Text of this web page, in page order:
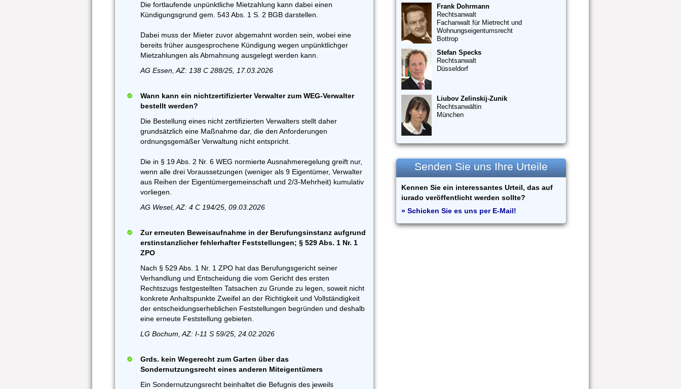
Die fortlaufende unpünktliche Mietzahlung kann dabei einen
Kündigungsgrund gem. 543 Abs. 1 S. 2 BGB darstellen.
Dabei muss der Mieter zuvor abgemahnt worden sein, wobei eine
bereits früher ausgesprochene Kündigung wegen unpünktlichger
Mietzahlungen als Abmahnung ausgelegt werden kann.
AG Essen, AZ: 138 C 288/25, 17.03.2026
Wann kann ein nichtzertifizierter Verwalter zum WEG-Verwalter
bestellt werden?
Die Bestellung eines nicht zertifizierten Verwalters stellt daher
grundsätzlich eine Maßnahme dar, die den Anforderungen
ordnungsgemäßer Verwaltung nicht entspricht.
Die in § 19 Abs. 2 Nr. 6 WEG normierte Ausnahmeregelung greift nur,
wenn alle drei Voraussetzungen (weniger als 9 Eigentümer, Verwalter
aus Reihen der Eigentümergemeinschaft und 2/3-Mehrheit) kumulativ
vorliegen.
AG Wesel, AZ: 4 C 194/25, 09.03.2026
Zur erneuten Beweisaufnahme in der Berufungsinstanz aufgrund
erstinstanzlicher fehlerhafter Feststellungen; § 529 Abs. 1 Nr. 1
ZPO
Nach § 529 Abs. 1 Nr. 1 ZPO hat das Berufungsgericht seiner
Verhandlung und Entscheidung die vom Gericht des ersten
Rechtszugs festgestellten Tatsachen zu Grunde zu legen, soweit nicht
konkrete Anhaltspunkte Zweifel an der Richtigkeit und Vollständigkeit
der entscheidungserheblichen Feststellungen begründen und deshalb
eine erneute Feststellung gebieten.
LG Bochum, AZ: I-11 S 59/25, 24.02.2026
Grds. kein Wegerecht zum Garten über das
Sondernutzungsrecht eines anderen Miteigentümers
Ein Sondernutzungsrecht beinhaltet die Befugnis des jeweils
Frank Dohrmann
Rechtsanwalt
Fachanwalt für Mietrecht und
Wohnungseigentumsrecht
Bottrop
Stefan Specks
Rechtsanwalt
Düsseldorf
Liubov Zelinskij-Zunik
Rechtsanwältin
München
Senden Sie uns Ihre Urteile
Kennen Sie ein interessantes Urteil, das auf
iurado veröffentlicht werden sollte?
» Schicken Sie es uns per E-Mail!